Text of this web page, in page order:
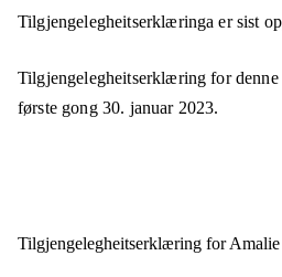
Tilgjengelegheitserklæringa er sist
Tilgjengelegheitserklæring for denne
første gong 30. januar 2023.
Tilgjengelegheits­erklæring forAmalie